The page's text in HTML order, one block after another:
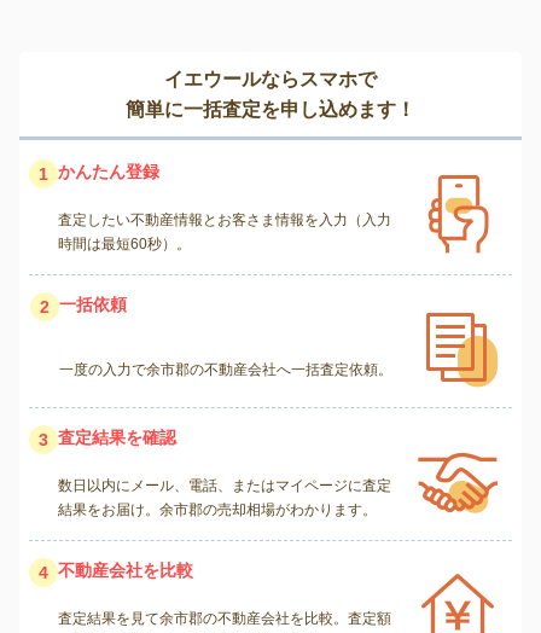
イエウールならスマホで
簡単に一括査定を申し込めます！
1 かんたん登録
査定したい不動産情報とお客さま情報を入力（入力
時間は最短60秒）。
2 一括依頼
一度の入力で余市郡の不動産会社へ一括査定依頼。
3 査定結果を確認
数日以内にメール、電話、またはマイページに査定
結果をお届け。余市郡の売却相場がわかります。
4 不動産会社を比較
査定結果を見て余市郡の不動産会社を比較。査定額